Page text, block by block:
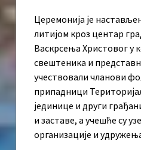
Церемонија је
литијом кроз центар
Васкрсења Христовог у
свештеника и
учествовали чланови
припадници
јединице и други
и заставе, а учешће су
организације и